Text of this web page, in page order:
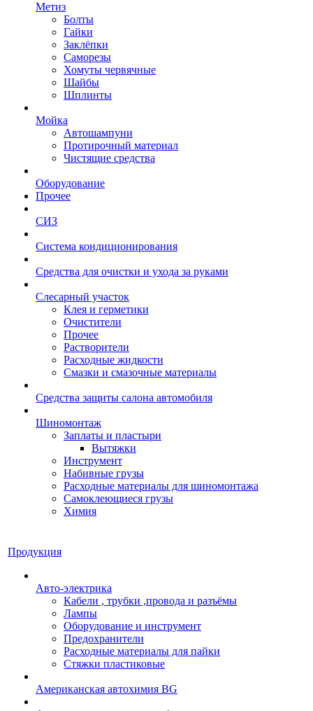
Метиз
Болты
Гайки
Заклёпки
Саморезы
Хомуты червячные
Шайбы
Шплинты
Мойка
Автошампуни
Протирочный материал
Чистящие средства
Оборудование
Прочее
СИЗ
Система кондиционирования
Средства для очистки и ухода за руками
Слесарный участок
Клея и герметики
Очистители
Прочее
Растворители
Расходные жидкости
Смазки и смазочные материалы
Средства защиты салона автомобиля
Шиномонтаж
Заплаты и пластыри
Вытяжки
Инструмент
Набивные грузы
Расходные материалы для шиномонтажа
Самоклеющиеся грузы
Химия
Продукция
Авто-электрика
Кабели , трубки ,провода и разъёмы
Лампы
Оборудование и инструмент
Предохранители
Расходные материалы для пайки
Стяжки пластиковые
Американская автохимия BG